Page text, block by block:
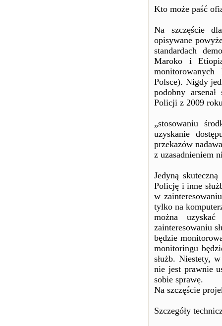
Kto może paść
Na szczęście
opisywane
standardach
Maroko i
Polsce). Nigdy
podobny
Policji z 2009
„stosowaniu
uzyskanie
przekazów
z uzasadnieniem
Jedyną
Policję i inne
w
tylko na
można
zainteresowaniu
będzie
monitoringu
służb. Niestety,
nie jest prawnie
sobie sprawę.
Na szczęście
Szczegóły